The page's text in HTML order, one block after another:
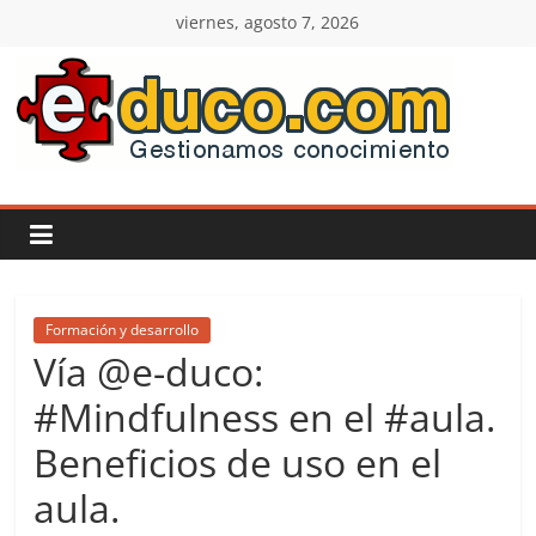
contenido
viernes, agosto 7, 2026
E-
duco:
Gestión
del
Conocimiento
Learn
Do
Formación y desarrollo
Vía @e-duco:
#Mindfulness en el #aula.
Beneficios de uso en el
aula.